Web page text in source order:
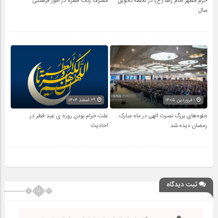
سال
جلوه‌های بزرگ نصرت الهی در ماه مبارک
رمضان دیده شد
علت حرام بودن روزه ی عید فطر در
احادیث
ثبت دیدگاه